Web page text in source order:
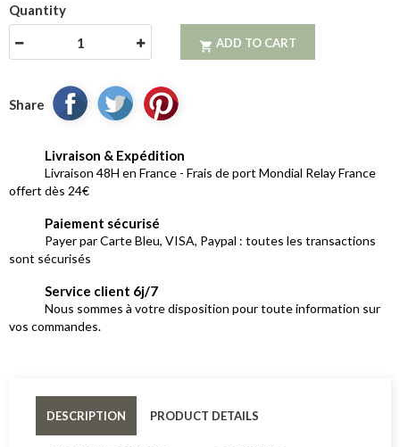
Quantity
 ADD TO CART
Share
Livraison & Expédition
Livraison 48H en France - Frais de port Mondial Relay France
offert dès 24€
Paiement sécurisé
Payer par Carte Bleu, VISA, Paypal : toutes les transactions
sont sécurisés
Service client 6j/7
Nous sommes à votre disposition pour toute information sur
vos commandes.
DESCRIPTION PRODUCT DETAILS